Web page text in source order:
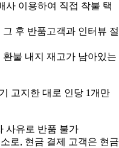
사 이용하여 직접 착불 택
후 반품고객과 인터뷰 절
불 내지 재고가 남아있는
고지한 대로 인당 1개만
사유로 반품 불가
로, 현금 결제 고객은 현금